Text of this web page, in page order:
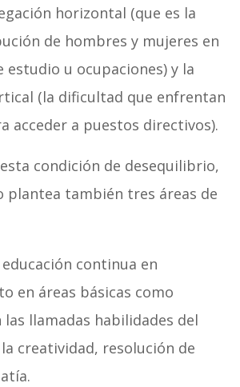
horizontal (que es la
de hombres y mujeres en
estudio u ocupaciones) y la
(la dificultad que enfrentan
acceder a puestos directivos).
condición de desequilibrio,
plantea también tres áreas de
continua en
en áreas básicas como
las llamadas habilidades del
creatividad, resolución de